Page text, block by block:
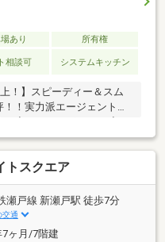
あり
所有権
相談可 システムキッチン
！】スピーディー＆スム
！実力派エージェントが
眺望良好・南向き住戸・
フォーム済・ペット飼育可
立水南小学校まで徒歩
山中学校まで徒歩10分(約
苗場町店まで徒歩2分(約
徒歩7分(約510m)・クス
歩8分(約630m)
トスクエア
瀬戸線 新瀬戸駅 徒歩7分
交通
7ヶ月/7階建